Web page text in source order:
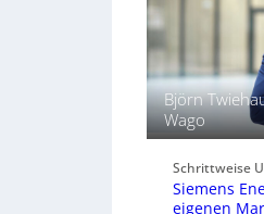
h
t
u
d
B
e
l
f
ü
r
i
g
Björn
Wago
Schrittweise
Siemens
eigenen